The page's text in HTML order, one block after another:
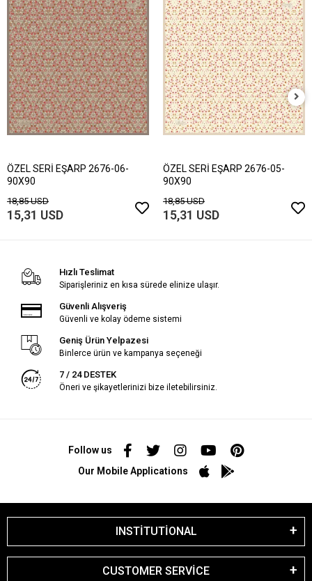
ÖZEL SERİ EŞARP 2676-06-
90X90
18,85 USD
15,31 USD
ÖZEL SERİ EŞARP 2676-05-
90X90
18,85 USD
15,31 USD
Hızlı Teslimat
Siparişleriniz en kısa sürede elinize ulaşır.
Güvenli Alışveriş
Güvenli ve kolay ödeme sistemi
Geniş Ürün Yelpazesi
Binlerce ürün ve kampanya seçeneği
7 / 24 DESTEK
Öneri ve şikayetlerinizi bize iletebilirsiniz.
Follow us
Our Mobile Applications
INSTİTUTİONAL
CUSTOMER SERVİCE